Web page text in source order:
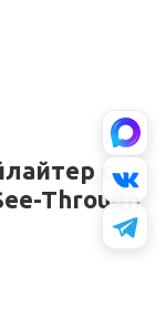
с
Through